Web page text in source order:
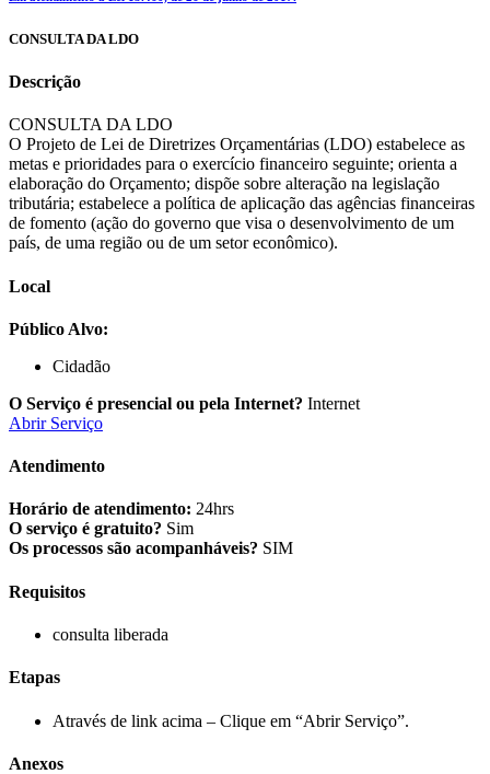
CONSULTA DA LDO
Descrição
CONSULTA DA LDO
O Projeto de Lei de Diretrizes Orçamentárias (LDO) estabelece as
metas e prioridades para o exercício financeiro seguinte; orienta a
elaboração do Orçamento; dispõe sobre alteração na legislação
tributária; estabelece a política de aplicação das agências financeiras
de fomento (ação do governo que visa o desenvolvimento de um
país, de uma região ou de um setor econômico).
Local
Público Alvo:
Cidadão
O Serviço é presencial ou pela Internet? Internet
Abrir Serviço
Atendimento
Horário de atendimento: 24hrs
O serviço é gratuito? Sim
Os processos são acompanháveis? SIM
Requisitos
consulta liberada
Etapas
Através de link acima – Clique em “Abrir Serviço”.
Anexos